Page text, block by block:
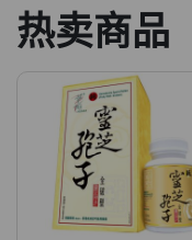
热卖商品